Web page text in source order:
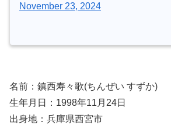
November 23, 2024
名前： 鎮西寿々歌(ちんぜい すずか)
生年月日：1998年11月24日
出身地：兵庫県西宮市